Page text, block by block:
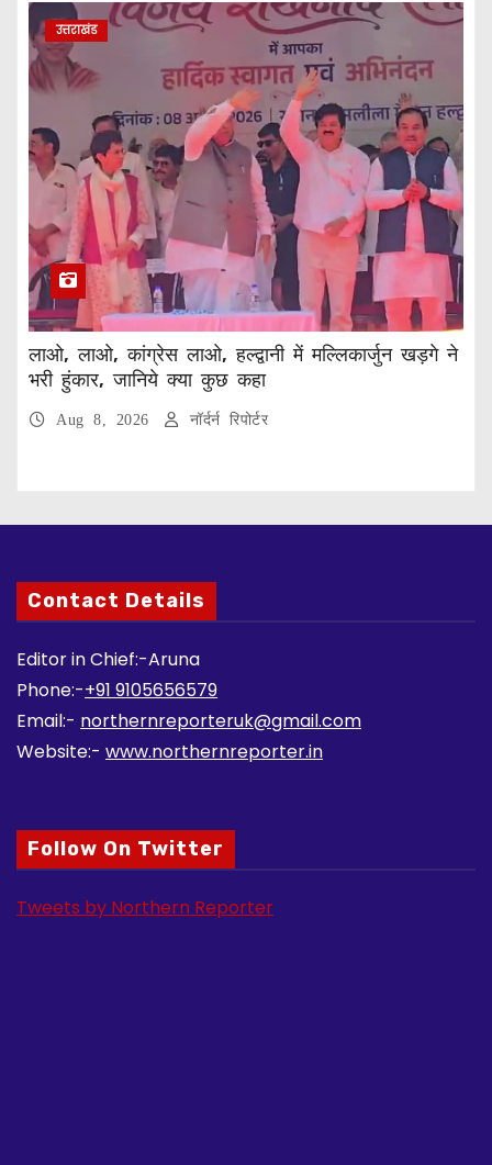
उत्तराखंड
लाओ, लाओ, कांग्रेस लाओ, हल्द्वानी में मल्लिकार्जुन खड़गे ने
भरी हुंकार, जानिये क्या कुछ कहा
Aug 8, 2026 नॉर्दर्न रिपोर्टर
Contact Details
Editor in Chief:-Aruna
Phone:-+91 9105656579
Email:- northernreporteruk@gmail.com
Website:- www.northernreporter.in
Follow On Twitter
Tweets by Northern Reporter